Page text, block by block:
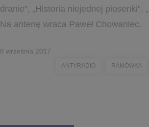
dranie”, „Historia niejednej piosenki”,
Na antenę wraca Paweł Chowaniec.
8 września 2017
ANTYRADIO RAMÓWKA